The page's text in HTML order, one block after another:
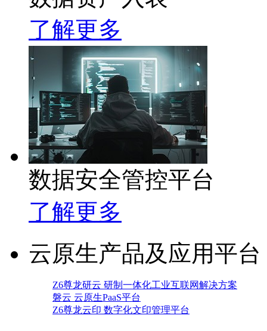
了解更多
数据安全管控平台
了解更多
云原生产品及应用平台
Z6尊龙研云 研制一体化工业互联网解决方案
磐云 云原生PaaS平台
Z6尊龙云印 数字化文印管理平台